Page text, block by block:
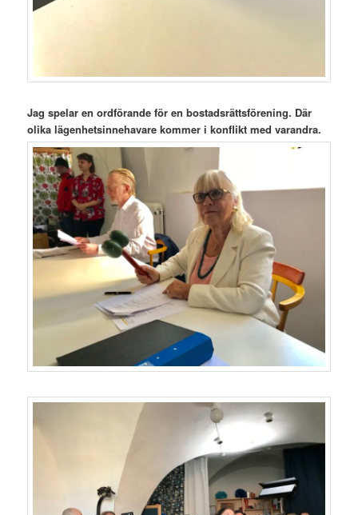
Jag spelar en ordförande för en bostadsrättsförening. Där
olika lägenhetsinnehavare kommer i konflikt medvarandra.